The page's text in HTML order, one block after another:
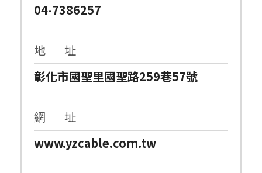
04-7386257
地 址
彰化市國聖里國聖路259巷57號
網 址
www.yzcable.com.tw